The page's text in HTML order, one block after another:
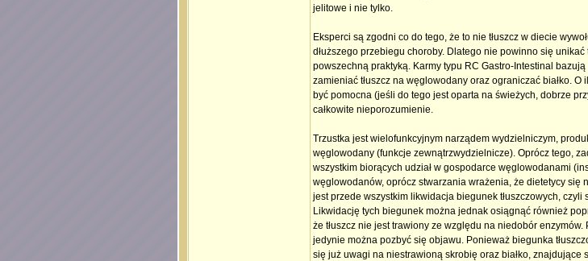
jelitowe i nie tylko.
Eksperci są zgodni co do tego, że to nie tłuszcz w diecie
dłuższego przebiegu choroby. Dlatego nie powinno się
powszechną praktyką. Karmy typu RC Gastro-Intestinal
zamieniać tłuszcz na węglowodany oraz ograniczać białko.
być pomocna (jeśli do tego jest oparta na świeżych, dobrze
całkowite nieporozumienie.
Trzustka jest wielofunkcyjnym narządem wydzielniczym,
węglowodany (funkcje zewnątrzwydzielnicze). Oprócz tego,
wszystkim biorących udział w gospodarce węglowodanami
węglowodanów, oprócz stwarzania wrażenia, że dietetycy
jest przede wszystkim likwidacja biegunek tłuszczowych,
Likwidację tych biegunek można jednak osiągnąć również
że tłuszcz nie jest trawiony ze względu na niedobór
jedynie można pozbyć się objawu. Ponieważ biegunka
się już uwagi na niestrawioną skrobię oraz białko, znajdujące